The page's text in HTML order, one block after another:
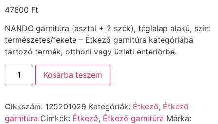
47800 Ft
NANDO garnitúra (asztal + 2 szék), téglalap alakú, szín:
természetes/fekete – Étkező garnitúra kategóriába
tartozó termék, otthoni vagy üzleti enteriőrbe.
Kosárba teszem
Cikkszám: 125201029 Kategóriák: Étkező, Étkező
garnitúra Címkék: Étkező, Étkező garnitúra Márka: